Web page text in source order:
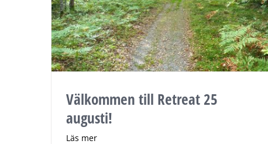
Välkommen till Retreat 25
augusti!
Läs mer